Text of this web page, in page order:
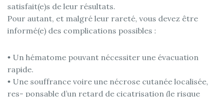
satisfait(e)s de leur résultats.
Pour autant, et malgré leur rareté, vous devez être
informé(e) des complications possibles :
• Un hématome pouvant nécessiter une évacuation
rapide.
• Une souffrance voire une nécrose cutanée localisée,
res- ponsable d’un retard de cicatrisation (le risque